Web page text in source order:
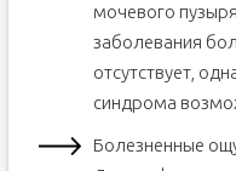
мочевого
заболевания
отсутствует,
синдрома
Болезненные